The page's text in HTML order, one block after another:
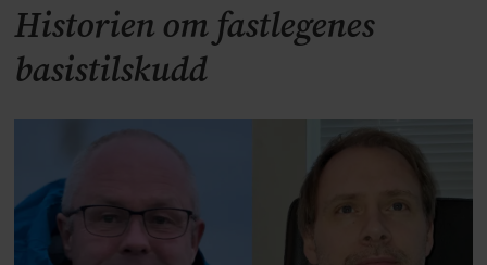
Historien om fastlegenes
basistilskudd